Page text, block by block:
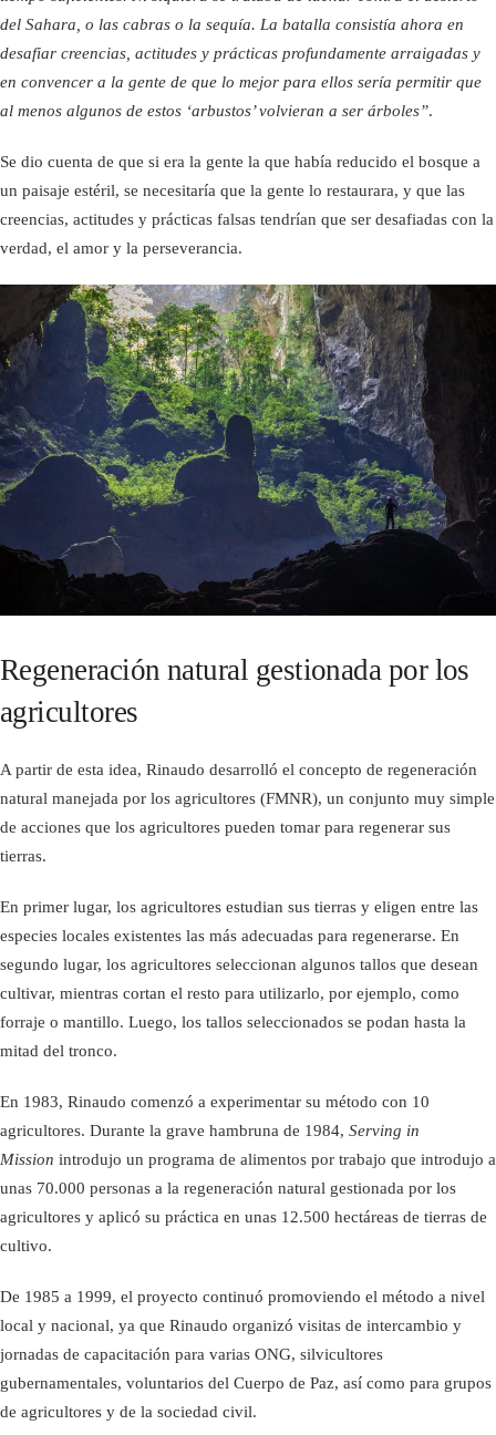
del Sahara, o las cabras o la sequía. La batalla consistía ahora en
desafiar creencias, actitudes y prácticas profundamente arraigadas y
en convencer a la gente de que lo mejor para ellos sería permitir que
al menos algunos de estos ‘arbustos’ volvieran a ser árboles”.
Se dio cuenta de que si era la gente la que había reducido el bosque a
un paisaje estéril, se necesitaría que la gente lo restaurara, y que las
creencias, actitudes y prácticas falsas tendrían que ser desafiadas con la
verdad, el amor y la perseverancia.
Regeneración natural gestionada por los
agricultores
A partir de esta idea, Rinaudo desarrolló el concepto de regeneración
natural manejada por los agricultores (FMNR), un conjunto muy simple
de acciones que los agricultores pueden tomar para regenerar sus
tierras.
En primer lugar, los agricultores estudian sus tierras y eligen entre las
especies locales existentes las más adecuadas para regenerarse. En
segundo lugar, los agricultores seleccionan algunos tallos que desean
cultivar, mientras cortan el resto para utilizarlo, por ejemplo, como
forraje o mantillo. Luego, los tallos seleccionados se podan hasta la
mitad del tronco.
En 1983, Rinaudo comenzó a experimentar su método con 10
agricultores. Durante la grave hambruna de 1984, Serving in
Mission introdujo un programa de alimentos por trabajo que introdujo a
unas 70.000 personas a la regeneración natural gestionada por los
agricultores y aplicó su práctica en unas 12.500 hectáreas de tierras de
cultivo.
De 1985 a 1999, el proyecto continuó promoviendo el método a nivel
local y nacional, ya que Rinaudo organizó visitas de intercambio y
jornadas de capacitación para varias ONG, silvicultores
gubernamentales, voluntarios del Cuerpo de Paz, así como para grupos
de agricultores y de la sociedad civil.